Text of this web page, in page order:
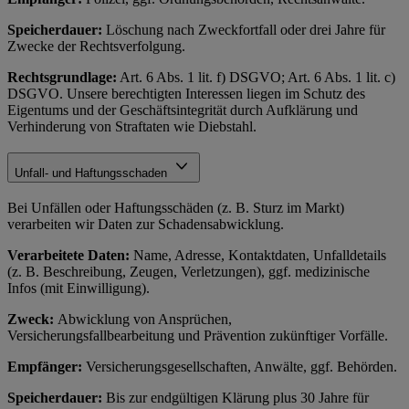
Speicherdauer: Löschung nach Zweckfortfall oder drei Jahre für
Zwecke der Rechtsverfolgung.
Rechtsgrundlage: Art. 6 Abs. 1 lit. f) DSGVO; Art. 6 Abs. 1 lit. c)
DSGVO. Unsere berechtigten Interessen liegen im Schutz des
Eigentums und der Geschäftsintegrität durch Aufklärung und
Verhinderung von Straftaten wie Diebstahl.
Unfall- und Haftungsschaden
Bei Unfällen oder Haftungsschäden (z. B. Sturz im Markt)
verarbeiten wir Daten zur Schadensabwicklung.
Verarbeitete Daten: Name, Adresse, Kontaktdaten, Unfalldetails
(z. B. Beschreibung, Zeugen, Verletzungen), ggf. medizinische
Infos (mit Einwilligung).
Zweck: Abwicklung von Ansprüchen,
Versicherungsfallbearbeitung und Prävention zukünftiger Vorfälle.
Empfänger: Versicherungsgesellschaften, Anwälte, ggf. Behörden.
Speicherdauer: Bis zur endgültigen Klärung plus 30 Jahre für